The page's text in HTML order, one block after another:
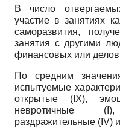
В число
участие в занятиях
саморазвития,
занятия с другими
финансовых или
По средним
испытуемые
открытые (IX),
невротичные ( I
раздражительные ( IV)